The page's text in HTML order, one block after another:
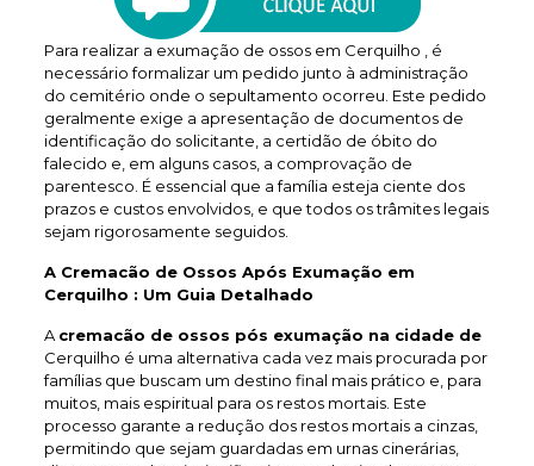
Para realizar a exumação de ossos em Cerquilho , é
necessário formalizar um pedido junto à administração
do cemitério onde o sepultamento ocorreu. Este pedido
geralmente exige a apresentação de documentos de
identificação do solicitante, a certidão de óbito do
falecido e, em alguns casos, a comprovação de
parentesco. É essencial que a família esteja ciente dos
prazos e custos envolvidos, e que todos os trâmites legais
sejam rigorosamente seguidos.
A Cremacão de Ossos Após Exumação em
Cerquilho : Um Guia Detalhado
A cremacão de ossos pós exumação na cidade de
Cerquilho é uma alternativa cada vez mais procurada por
famílias que buscam um destino final mais prático e, para
muitos, mais espiritual para os restos mortais. Este
processo garante a redução dos restos mortais a cinzas,
permitindo que sejam guardadas em urnas cinerárias,